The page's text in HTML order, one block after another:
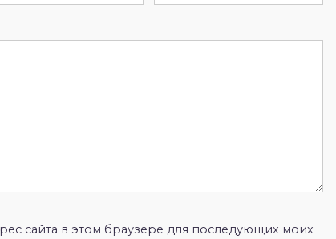
сайта в этом браузере для последующих моих